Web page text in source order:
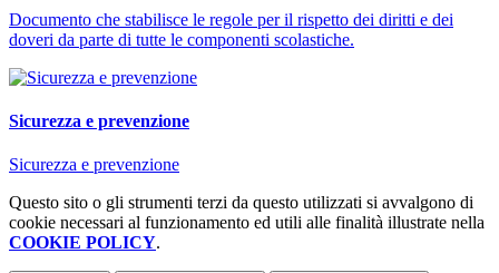
Documento che stabilisce le regole per il rispetto dei diritti e dei
doveri da parte di tutte le componenti scolastiche.
Sicurezza e prevenzione
Sicurezza e prevenzione
Questo sito o gli strumenti terzi da questo utilizzati si avvalgono di
cookie necessari al funzionamento ed utili alle finalità illustrate nella
COOKIE POLICY.